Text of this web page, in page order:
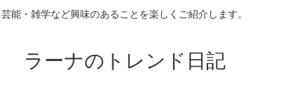
芸能・雑学など興味のあることを楽しくご紹介します。
ラーナのトレンド日記